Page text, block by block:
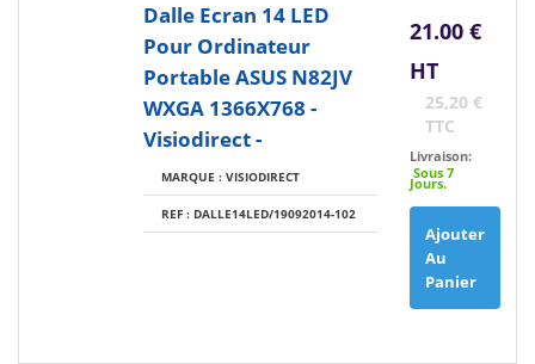
Dalle Ecran 14 LED
Pour Ordinateur
Portable ASUS N82JV
WXGA 1366X768 -
Visiodirect -
MARQUE : VISIODIRECT
REF : DALLE14LED/19092014-102
21.00 €
HT
25,20 €
TTC
Livraison:
Sous 7
Jours.
Ajouter
Au
Panier